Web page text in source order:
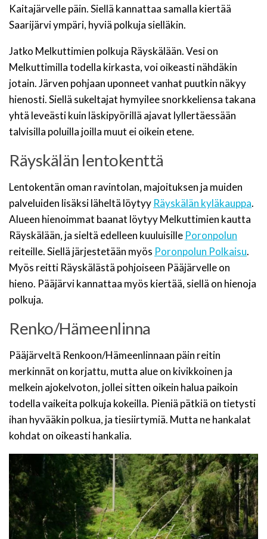
Kaitajärvelle päin. Siellä kannattaa samalla kiertää
Saarijärvi ympäri, hyviä polkuja sielläkin.
Jatko Melkuttimien polkuja Räyskälään. Vesi on
Melkuttimilla todella kirkasta, voi oikeasti nähdäkin
jotain. Järven pohjaan uponneet vanhat puutkin näkyy
hienosti. Siellä sukeltajat hymyilee snorkkeliensa takana
yhtä leveästi kuin läskipyörillä ajavat lyllertäessään
talvisilla poluilla joilla muut ei oikein etene.
Räyskälän lentokenttä
Lentokentän oman ravintolan, majoituksen ja muiden
palveluiden lisäksi läheltä löytyy Räyskälän kyläkauppa.
Alueen hienoimmat baanat löytyy Melkuttimien kautta
Räyskälään, ja sieltä edelleen kuuluisille Poronpolun
reiteille. Siellä järjestetään myös Poronpolun Polkaisu.
Myös reitti Räyskälästä pohjoiseen Pääjärvelle on
hieno. Pääjärvi kannattaa myös kiertää, siellä on hienoja
polkuja.
Renko/Hämeenlinna
Pääjärveltä Renkoon/Hämeenlinnaan päin reitin
merkinnät on korjattu, mutta alue on kivikkoinen ja
melkein ajokelvoton, jollei sitten oikein halua paikoin
todella vaikeita polkuja kokeilla. Pieniä pätkiä on tietysti
ihan hyvääkin polkua, ja tiesiirtymiä. Mutta ne hankalat
kohdat on oikeasti hankalia.